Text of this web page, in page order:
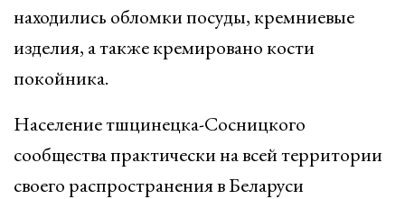
находились обломки посуды, кремниевые
изделия, а также кремировано кости
покойника.
Население тшцинецка-Сосницкого
сообщества практически на всей территории
своего распространения в Беларуси